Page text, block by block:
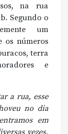
na rua
Segundo o
um
os números
terra
e
a rua, esse
no dia
em
vezes,